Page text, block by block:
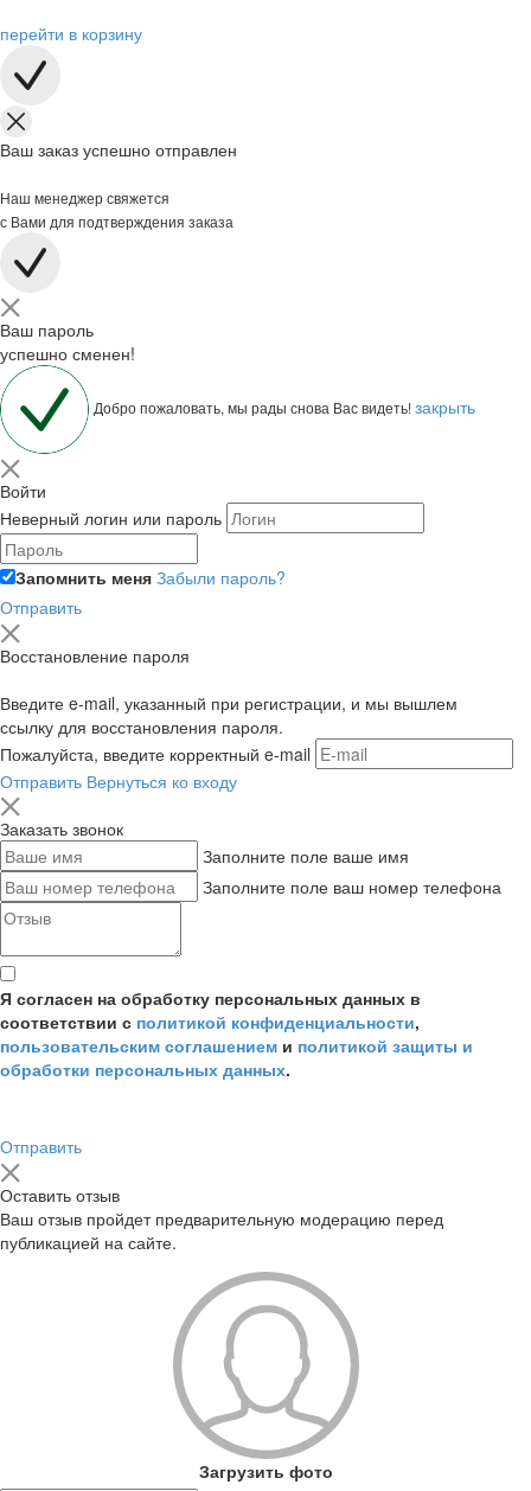
перейти в корзину
Ваш заказ успешно отправлен
Наш менеджер свяжется
с Вами для подтверждения заказа
Ваш пароль
успешно сменен!
Добро пожаловать, мы рады снова Вас видеть!закрыть
Войти
Неверный логин или пароль
Запомнить меня Забыли пароль?
Отправить
Восстановление пароля
Введите e-mail, указанный при регистрации, и мы вышлем
ссылку для восстановления пароля.
Пожалуйста, введите корректный e-mail
Отправить Вернуться ко входу
Заказать звонок
Заполните поле ваше имя
Заполните поле ваш номер телефона
Я согласен на обработку персональных данных в
соответствии с политикой конфиденциальности,
пользовательским соглашением и политикой защиты и
обработки персональных данных.
Отправить
Оставить отзыв
Ваш отзыв пройдет предварительную модерацию перед
публикацией на сайте.
Загрузить фото